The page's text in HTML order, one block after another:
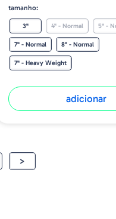
tamanho:
3" 4" - Normal 5" -
7" - Normal 8" - Normal
7" - Heavy Weight
adicionar
>